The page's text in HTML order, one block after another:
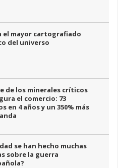
el mayor cartografiado
del universo
de los minerales críticos
el comercio: 73
en 4 años y un 350% más
se han hecho muchas
sobre la guerra